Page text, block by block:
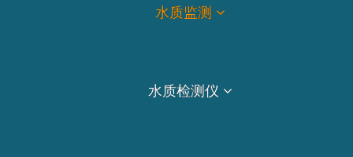
水质监测
水质检测仪